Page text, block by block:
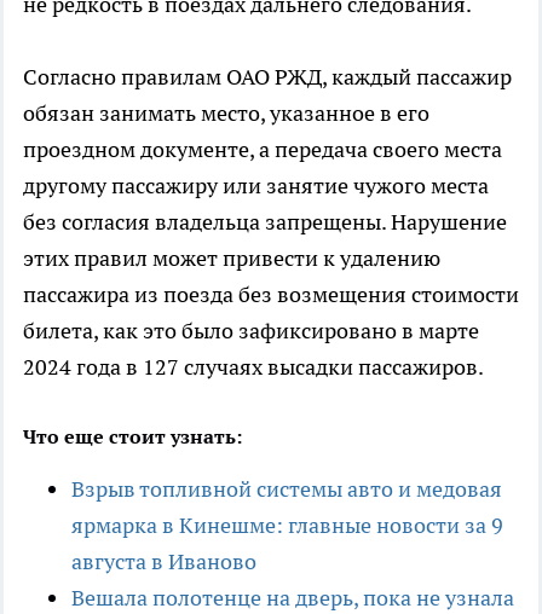
Согласно правилам ОАО РЖД, каждый пассажир
обязан занимать место, указанное в его
проездном документе, а передача своего места
другому пассажиру или занятие чужого места
без согласия владельца запрещены. Нарушение
этих правил может привести к удалению
пассажира из поезда без возмещения стоимости
билета, как это было зафиксировано в марте
2024 года в 127 случаях высадки пассажиров.
Что еще стоит узнать:
Взрыв топливной системы авто и медовая
ярмарка в Кинешме: главные новости за 9
августа в Иваново
Вешала полотенце на дверь, пока не узнала